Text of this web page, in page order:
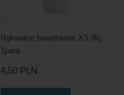
Rękawice bawełniane XS (6),
1para
4,50 PLN